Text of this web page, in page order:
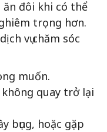
đôi khi có thể
trọng hơn.
vụ chăm sóc
muốn.
quay trở lại
bụng, hoặc gặp